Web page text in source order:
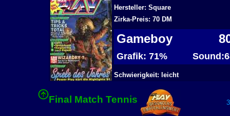
Hersteller: Square
Zirka-Preis: 70 DM
Gameboy
Grafik: 71%
Schwierigkeit: leicht
Final Match Tennis